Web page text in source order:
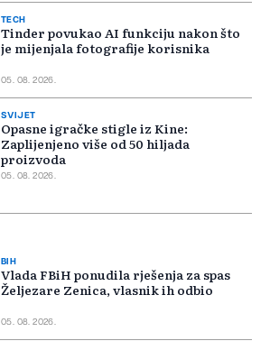
TECH
Tinder povukao AI funkciju nakon što
je mijenjala fotografije korisnika
05. 08. 2026.
SVIJET
Opasne igračke stigle iz Kine:
Zaplijenjeno više od 50 hiljada
proizvoda
05. 08. 2026.
BIH
Vlada FBiH ponudila rješenja za spas
Željezare Zenica, vlasnik ih odbio
05. 08. 2026.